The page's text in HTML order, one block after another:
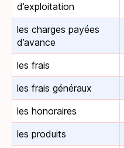
d’exploitation
les charges payées
d’avance
les frais
les frais généraux
les honoraires
les produits